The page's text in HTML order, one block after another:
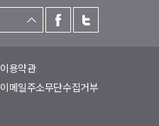
이용약관
이메일주소무단수집거부